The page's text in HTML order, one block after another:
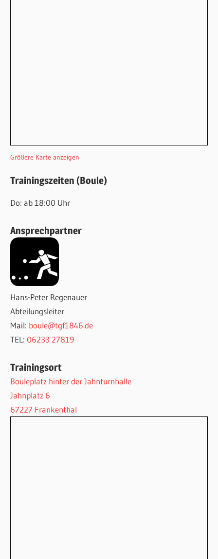
Größere Karte anzeigen
Trainingszeiten (Boule)
Do: ab 18:00 Uhr
Ansprechpartner
Hans-Peter Regenauer
Abteilungsleiter
Mail: boule@tgf1846.de
TEL: 06233 27819
Trainingsort
Bouleplatz hinter der Jahnturnhalle
Jahnplatz 6
67227 Frankenthal